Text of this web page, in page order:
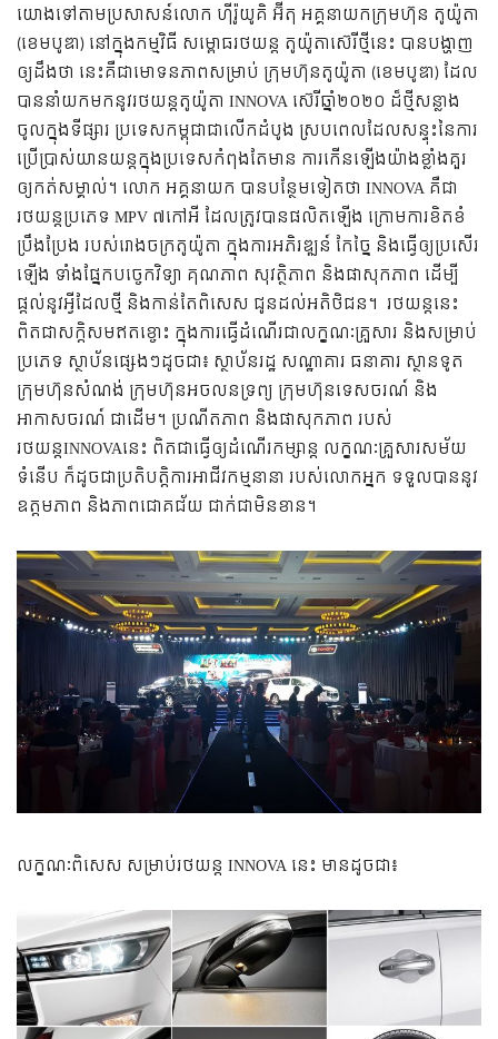
យោងទៅតាមប្រសាសន៍លោក​ ហ៊ីរ៉ូ​យូ​គិ អ៊ីតុ អគ្គនាយកក្រុមហ៊ុន តូយ៉ូតា
(ខេមបូឌា) នៅក្នុងកម្មវិធី សម្ពោធរថយន្ដ តូយ៉ូតាស៊េរីថ្មីនេះ បានបង្ហាញ​
ឲ្យដឹងថា នេះគឺជាមោទនភាពសម្រាប់ ក្រុមហ៊ុនតូយ៉ូតា​​ (ខេមបូឌា) ដែល
បាននាំយកមកនូវរថយន្ដ​តូយ៉ូតា INNOVA ស៊េរីឆ្នាំ​២០២០ ដ៏ថ្មីសន្លាង​
ចូលក្នុងទីផ្សារ ប្រទេសកម្ពុជាជា​លើក​ដំបូង​ ស្រប​ពេល​ដែល​សន្ទុះ​នៃ​ការ​
ប្រើប្រាស់​យាន​យន្ដ​ក្នុង​ប្រទេស​កំពុងតែមាន ការកើនឡើងយ៉ាងខ្លាំងគួរ
ឲ្យកត់សម្គាល់។ លោក អគ្គនាយក បានបន្ថែមទៀតថា INNOVA គឺជា
រថយន្ដប្រភេទ MPV ៧កៅអី ដែលត្រូវបានផលិតឡើង ក្រោមការខិតខំ
ប្រឹងប្រែង របស់រោងចក្រតូយ៉ូតា ក្នុងការអភិរឌ្ឍន៍ កែច្នៃ និងធ្វើឲ្យប្រសើរ
ឡើង ទាំងផ្នែកបច្ចេកវិទ្យា គុណភាព សុវត្ថិភាព និងផាសុកភាព ដើម្បី
ផ្ដល់នូវអ្វីដែលថ្មី និងកាន់តែពិសេស ជូនដល់អតិថិជន។ ​ រថយន្ដនេះ
ពិតជាសក្ដិសមឥតខ្ចោះ ក្នុងការធ្វើដំណើរជាលក្ខណៈគ្រួសារ និងសម្រាប់
ប្រភេទ ស្ថាប័នផ្សេងៗដូចជា៖ ស្ថាប័នរដ្ឋ សណ្ឋាគារ ធនាគារ ស្ថានទូត
ក្រុមហ៊ុនសំណង់ ក្រុមហ៊ុនអចលនទ្រព្យ ក្រុមហ៊ុនទេសចរណ៍ និង
អាកាសចរណ៍ ជាដើម។ ប្រណីតភាព និងផាសុកភាព របស់
រថយន្តINNOVAនេះ ពិតជាធ្វើឲ្យដំណើរកម្សាន្ត លក្ខណៈគ្រួសារសម័យ
ទំនើប ក៏ដូចជាប្រតិបត្តិការអាជីវកម្មនានា ​របស់លោកអ្នក ទទួលបាននូវ
ឧត្តមភាព និងភាពជោគជ័យ ជាក់ជាមិនខាន។
លក្ខណៈពិសេស សម្រាប់រថយន្ត INNOVA នេះ មានដូចជា៖